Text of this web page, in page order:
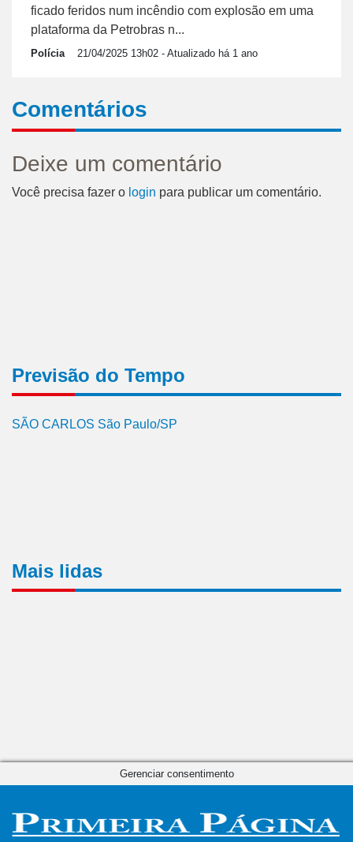
ficado feridos num incêndio com explosão em uma
plataforma da Petrobras n...
Polícia 21/04/2025 13h02 - Atualizado há 1 ano
Comentários
Deixe um comentário
Você precisa fazer o login para publicar um comentário.
Previsão do Tempo
SÃO CARLOS São Paulo/SP
Mais lidas
Gerenciar consentimento